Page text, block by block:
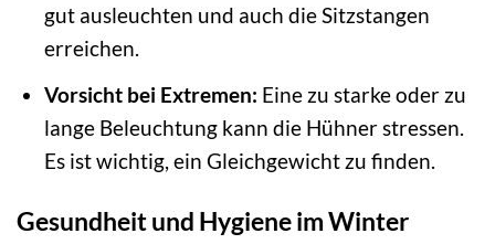
gut ausleuchten und auch die Sitzstangen
erreichen.
Vorsicht bei Extremen: Eine zu starke oder zu
lange Beleuchtung kann die Hühner stressen.
Es ist wichtig, ein Gleichgewicht zu finden.
Gesundheit und Hygiene im Winter